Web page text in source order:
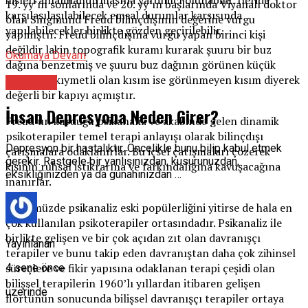
19. yy’ın sonlarında ve 20. yy’ın başlarında Viyanalı doktor
olan Singmund Freud bilinçdışının değerine vurgu
yapmıştır. Freud bilinçdışına vurgu yapan birinci kişi
değildir lakin topografik kuramı kurarak şuuru bir buz
dağına benzetmiş ve şuuru buz dağının görünen küçük
kısmı asıl kıymetli olan kısım ise görünmeyen kısım diyerek
değerli bir kapıyı açmıştır.
Freud’un kurduğu psikanaliz ve akabinde gelen dinamik
psikoterapiler temel terapi anlayışı olarak bilinçdışı
çatışmalara odaklanırlar. Bu içsel çatışmaları çözerek
kişinin ruhsal istikrarına ve farkındalığına kavuşacağına
inanırlar.
Günümüzde psikanaliz eski popülerliğini yitirse de hala en
çok kullanılan psikoterapiler ortasındadır. Psikanaliz ile
birlikte gelişen ve bir çok açıdan zıt olan davranışçı
terapiler ve bunu takip eden davranıştan daha çok zihinsel
süreçlere ve fikir yapısına odaklanan terapi çeşidi olan
bilişsel terapilerin 1960’lı yıllardan itibaren gelişen
flörtünün sonucunda bilişsel davranışçı terapiler ortaya
karşılaşılaşılabilecek emsal durumlar karşısında
yapılabilecekler birlikte gözden geçirilebilir.
Okumaya Devam
İnsan Depresyona Neden Girer?
Depresyon bir hastalıktır. Öncelikle bunu bilip kabul etmek
gerekir. Rastgele bir yanlışınızdan, kusurunuzdan,
eksikliğinizden ya da günahınızdan …
Yayınlanan
4 sene önce
üzerinde